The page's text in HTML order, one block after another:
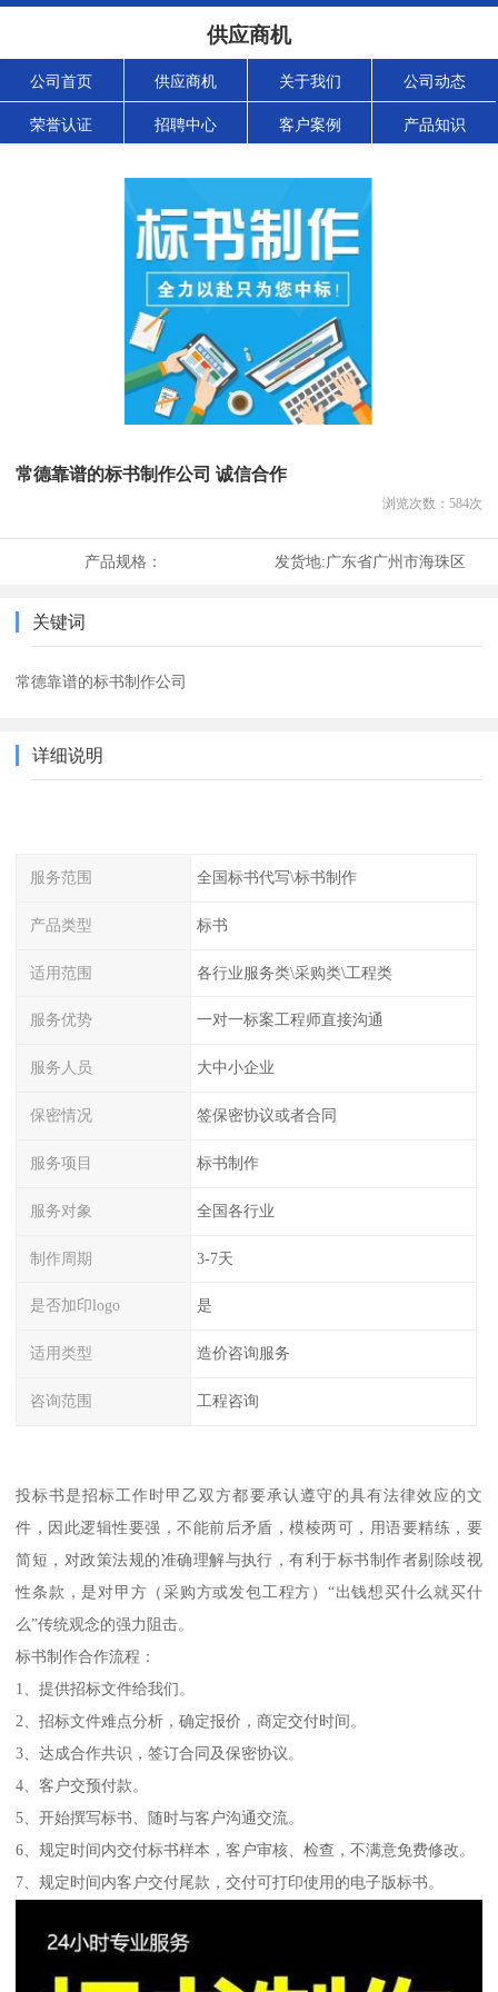
供应商机
公司首页 供应商机 关于我们 公司动态
荣誉认证 招聘中心 客户案例 产品知识
常德靠谱的标书制作公司 诚信合作
浏览次数： 584次
产品规格： 发货地:广东省广州市海珠区
关键词
常德靠谱的标书制作公司
详细说明
服务范围 全国标书代写\标书制作
产品类型 标书
适用范围 各行业服务类\采购类\工程类
服务优势 一对一标案工程师直接沟通
服务人员 大中小企业
保密情况 签保密协议或者合同
服务项目 标书制作
服务对象 全国各行业
制作周期 3-7天
是否加印logo 是
适用类型 造价咨询服务
咨询范围 工程咨询
投标书是招标工作时甲乙双方都要承认遵守的具有法律效应的文
件，因此逻辑性要强，不能前后矛盾，模棱两可，用语要精练，要
简短，对政策法规的准确理解与执行，有利于标书制作者剔除歧视
性条款，是对甲方（采购方或发包工程方）“出钱想买什么就买什
么”传统观念的强力阻击。
标书制作合作流程：
1、提供招标文件给我们。
2、招标文件难点分析，确定报价，商定交付时间。
3、达成合作共识，签订合同及保密协议。
4、客户交预付款。
5、开始撰写标书、随时与客户沟通交流。
6、规定时间内交付标书样本，客户审核、检查，不满意免费修改。
7、规定时间内客户交付尾款，交付可打印使用的电子版标书。